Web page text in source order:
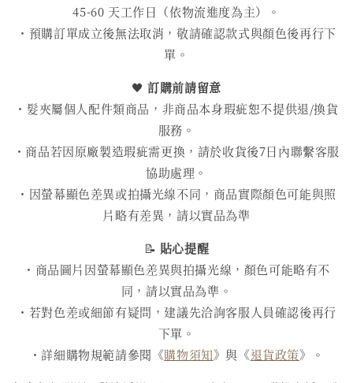
45-60 天工作日（依物流進度為主）。
・預購訂單成立後無法取消，敬請確認款式與顏色後再行下
單。
🖤訂購前請留意
・髮夾屬個人配件類商品，非商品本身瑕疵恕不提供退/換貨
服務。
・商品若因原廠製造瑕疵需更換，請於收貨後7日內聯繫客服
協助處理。
・因螢幕顯色差異或拍攝光線不同，商品實際顏色可能與照
片略有差異，請以實品為準
📝 貼心提醒
・商品圖片因螢幕顯色差異與拍攝光線，顏色可能略有不
同，請以實品為準。
・若對色差或細節有疑問，建議先洽詢客服人員確認後再行
下單。
・詳細購物規範請參閱《購物須知》與《退貨政策》。